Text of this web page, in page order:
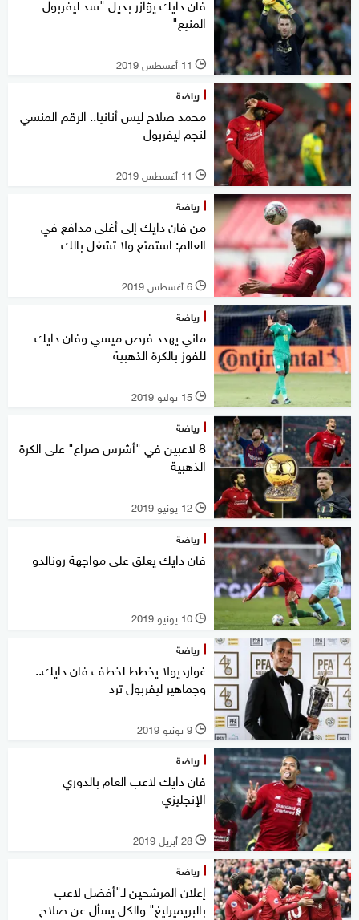
المنيع"
l 11 أغسطس 2019
رياضة
محمد صلاح ليس أنانيا.. الرقم المنسي
لنجم ليفربول
l 11 أغسطس 2019
رياضة
من فان دايك إلى أغلى مدافع في
العالم: استمتع ولا تشغل بالك
l 6 أغسطس 2019
رياضة
ماني يهدد فرص ميسي وفان دايك
للفوز بالكرة الذهبية
l 15 يوليو 2019
رياضة
8 لاعبين في "أشرس صراع" على الكرة
الذهبية
l 12 يونيو 2019
رياضة
فان دايك يعلق على مواجهة رونالدو
l 10 يونيو 2019
رياضة
غوارديولا يخطط لخطف فان دايك..
وجماهير ليفربول ترد
l 9 يونيو 2019
رياضة
فان دايك لاعب العام بالدوري
الإنجليزي
l 28 أبريل 2019
رياضة
إعلان المرشحين لـ"أفضل لاعب
بالبريميرليغ" والكل يسأل عن صلاح